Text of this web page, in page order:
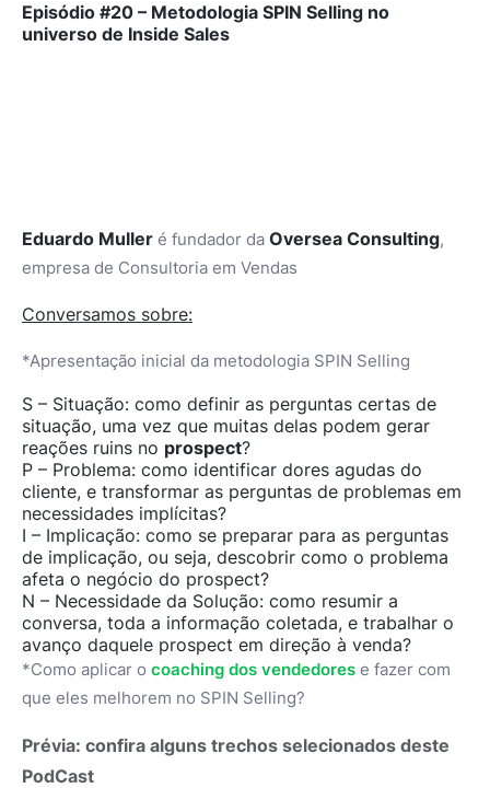
Episódio #20 – Metodologia SPIN Selling no
universo de Inside Sales
Eduardo Muller é fundador da Oversea Consulting,
empresa de Consultoria em Vendas
Conversamos sobre:
*Apresentação inicial da metodologia SPIN Selling
S – Situação: como definir as perguntas certas de
situação, uma vez que muitas delas podem gerar
reações ruins no prospect?
P – Problema: como identificar dores agudas do
cliente, e transformar as perguntas de problemas em
necessidades implícitas?
I – Implicação: como se preparar para as perguntas
de implicação, ou seja, descobrir como o problema
afeta o negócio do prospect?
N – Necessidade da Solução: como resumir a
conversa, toda a informação coletada, e trabalhar o
avanço daquele prospect em direção à venda?
*Como aplicar o coaching dos vendedores e fazer com
que eles melhorem no SPIN Selling?
Prévia: confira alguns trechos selecionados deste
PodCast